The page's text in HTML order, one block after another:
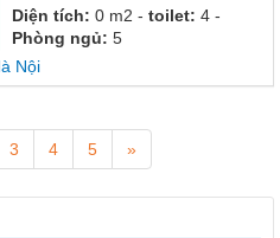
Diện tích: 0 m2 - toilet: 4 -
Phòng ngủ: 5
Nội
3 4 5 »